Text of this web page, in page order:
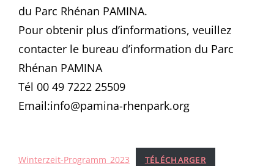
du Parc Rhénan PAMINA.
Pour obtenir plus d’informations, veuillez
contacter le bureau d’information du Parc
Rhénan PAMINA
Tél 00 49 7222 25509
Email:info@pamina-rhenpark.org
Winterzeit-Programm_2023 TÉLÉCHARGER